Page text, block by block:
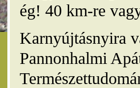
ég! 40 km-re
Karnyújtásnyira
Pannonhalmi